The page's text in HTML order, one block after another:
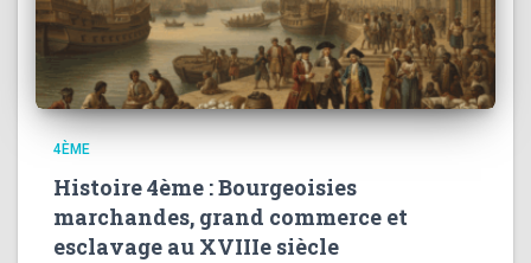
4ÈME
Histoire 4ème : Bourgeoisies
marchandes, grand commerce et
esclavage au XVIIIe siècle